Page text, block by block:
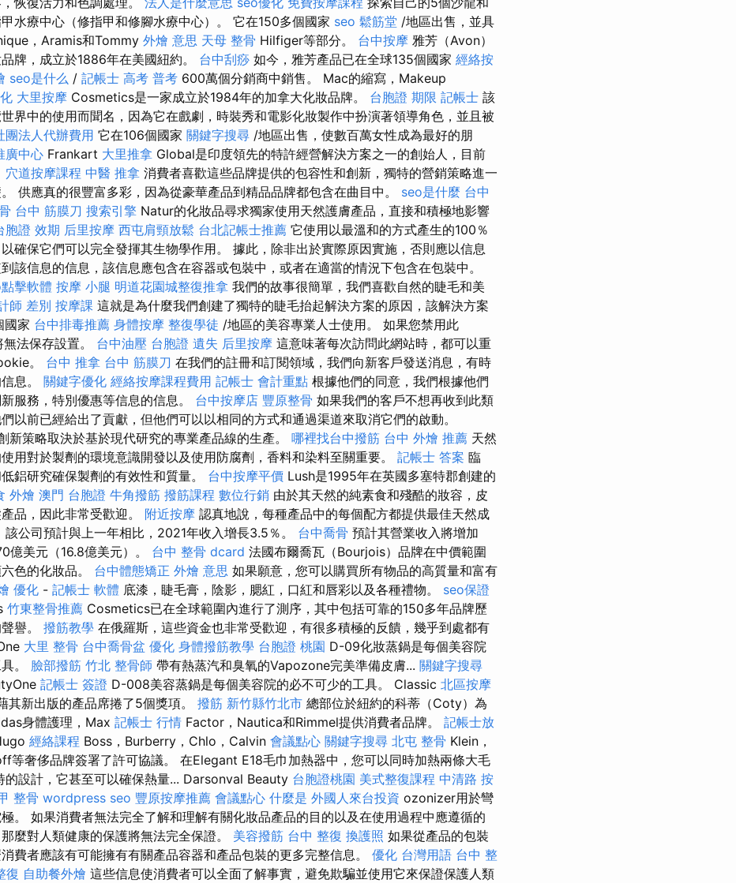
水療中心（修指甲和修腳水療中心）。 它在150多個國家 seo 鬆筋堂 /地區出售，並具
，Aramis和Tommy 外燴 意思 天母 整骨 Hilfiger等部分。 台中按摩 雅芳（Avon）
牌，成立於1886年在美國紐約。 台中刮痧 如今，雅芳產品已在全球135個國家 經絡按
seo是什么 / 記帳士 高考 普考 600萬個分銷商中銷售。 Mac的縮寫，Makeup
大里按摩 Cosmetics是一家成立於1984年的加拿大化妝品牌。 台胞證 期限 記帳士 該
界中的使用而聞名，因為它在戲劇，時裝秀和電影化妝製作中扮演著領導角色，並且被
團法人代辦費用 它在106個國家 關鍵字搜尋 /地區出售，使數百萬女性成為最好的朋
廣中心 Frankart 大里推拿 Global是印度領先的特許經營解決方案之一的創始人，目前
穴道按摩課程 中醫 推拿 消費者喜歡這些品牌提供的包容性和創新，獨特的營銷策略進一
供應真的很豐富多彩，因為從豪華產品到精品品牌都包含在曲目中。 seo是什麼 台中
台中 筋膜刀 搜索引擎 Natur的化妝品尋求獨家使用天然護膚產品，直接和積極地影響
胞證 效期 后里按摩 西屯肩頸放鬆 台北記帳士推薦 它使用以最溫和的方式產生的100％
確保它們可以完全發揮其生物學作用。 據此，除非出於實際原因實施，否則應以信息
該信息的信息，該信息應包含在容器或包裝中，或者在適當的情況下包含在包裝中。
擊軟體 按摩 小腿 明道花園城整復推拿 我們的故事很簡單，我們喜歡自然的睫毛和美
師 差別 按摩課 這就是為什麼我們創建了獨特的睫毛抬起解決方案的原因，該解決方案
國家 台中排毒推薦 身體按摩 整復學徒 /地區的美容專業人士使用。 如果您禁用此
法保存設置。 台中油壓 台胞證 遺失 后里按摩 這意味著每次訪問此網站時，都可以重
。 台中 推拿 台中 筋膜刀 在我們的註冊和訂閱領域，我們向新客戶發送消息，有時
息。 關鍵字優化 經絡按摩課程費用 記帳士 會計重點 根據他們的同意，我們根據他們
服務，特別優惠等信息的信息。 台中按摩店 豐原整骨 如果我們的客戶不想再收到此類
以前已經給出了貢獻，但他們可以以相同的方式和通過渠道來取消它們的啟動。
新策略取決於基於現代研究的專業產品線的生產。 哪裡找台中撥筋 台中 外燴 推薦 天然
用對於製劑的環境意識開發以及使用防腐劑，香料和染料至關重要。 記帳士 答案 臨
鋁研究確保製劑的有效性和質量。 台中按摩平價 Lush是1995年在英國多塞特郡創建的
外燴 澳門 台胞證 牛角撥筋 撥筋課程 數位行銷 由於其天然的純素食和殘酷的妝容，皮
品，因此非常受歡迎。 附近按摩 認真地說，每種產品中的每個配方都提供最佳天然成
該公司預計與上一年相比，2021年收入增長3.5％。 台中喬骨 預計其營業收入將增加
億美元（16.8億美元）。 台中 整骨 dcard 法國布爾喬瓦（Bourjois）品牌在中價範圍
色的化妝品。 台中體態矯正 外燴 意思 如果願意，您可以購買所有物品的高質量和富有
優化 - 記帳士 軟體 底漆，睫毛膏，陰影，腮紅，口紅和唇彩以及各種禮物。 seo保證
竹東整骨推薦 Cosmetics已在全球範圍內進行了測序，其中包括可靠的150多年品牌歷
譽。 撥筋教學 在俄羅斯，這些資金也非常受歡迎，有很多積極的反饋，幾乎到處都有
大里 整骨 台中喬骨盆 優化 身體撥筋教學 台胞證 桃園 D-09化妝蒸鍋是每個美容院
。 臉部撥筋 竹北 整骨師 帶有熱蒸汽和臭氧的Vapozone完美準備皮膚... 關鍵字搜尋
記帳士 簽證 D-008美容蒸鍋是每個美容院的必不可少的工具。 Classic 北區按摩
其新出版的產品席捲了5個獎項。 撥筋 新竹縣竹北市 總部位於紐約的科蒂（Coty）為
身體護理，Max 記帳士 行情 Factor，Nautica和Rimmel提供消費者品牌。 記帳士放
經絡課程 Boss，Burberry，Chlo，Calvin 會議點心 關鍵字搜尋 北屯 整骨 Klein，
等奢侈品牌簽署了許可協議。 在Elegant E18毛巾加熱器中，您可以同時加熱兩條大毛
的設計，它甚至可以確保熱量... Darsonval Beauty 台胞證桃園 美式整復課程 中清路 按
整骨 wordpress seo 豐原按摩推薦 會議點心 什麼是 外國人來台投資 ozonizer用於彎
。 如果消費者無法完全了解和理解有關化妝品產品的目的以及在使用過程中應遵循的
麼對人類健康的保護將無法完全保證。 美容撥筋 台中 整復 換護照 如果從產品的包裝
費者應該有可能擁有有關產品容器和產品包裝的更多完整信息。 優化 台灣用語 台中 整
復 自助餐外燴 這些信息使消費者可以全面了解事實，避免欺騙並使用它來保證保護人類